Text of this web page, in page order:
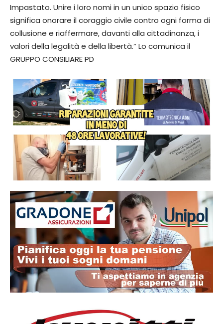
Impastato. Unire i loro nomi in un unico spazio fisico
significa onorare il coraggio civile contro ogni forma di
collusione e riaffermare, davanti alla cittadinanza, i
valori della legalità e della libertà.” Lo comunica il
GRUPPO CONSILIARE PD